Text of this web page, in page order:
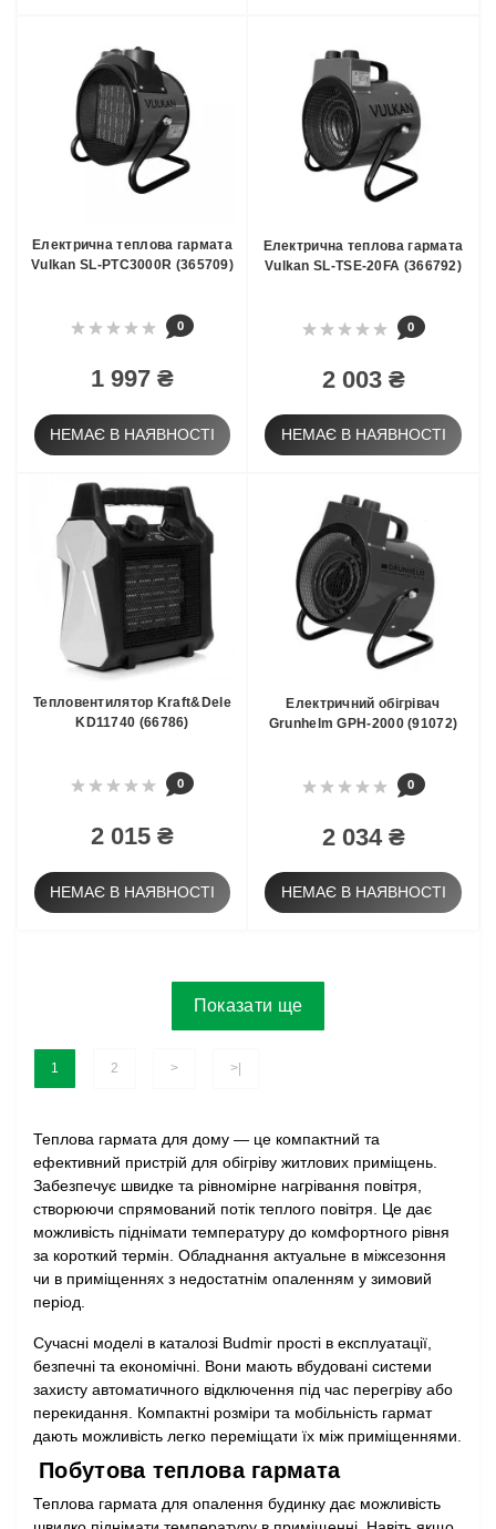
Електрична теплова гармата
Vulkan SL-PTC3000R (365709)
0
1 997 ₴
НЕМАЄ В НАЯВНОСТІ
Електрична теплова гармата
Vulkan SL-TSE-20FA (366792)
0
2 003 ₴
НЕМАЄ В НАЯВНОСТІ
Тепловентилятор Kraft&Dele
KD11740 (66786)
0
2 015 ₴
НЕМАЄ В НАЯВНОСТІ
Електричний обігрівач
Grunhelm GPH-2000 (91072)
0
2 034 ₴
НЕМАЄ В НАЯВНОСТІ
Показати ще
1 2 > >|
Теплова гармата для дому — це компактний та
ефективний пристрій для обігріву житлових приміщень.
Забезпечує швидке та рівномірне нагрівання повітря,
створюючи спрямований потік теплого повітря. Це дає
можливість піднімати температуру до комфортного рівня
за короткий термін. Обладнання актуальне в міжсезоння
чи в приміщеннях з недостатнім опаленням у зимовий
період.
Сучасні моделі в каталозі Budmir прості в експлуатації,
безпечні та економічні. Вони мають вбудовані системи
захисту автоматичного відключення під час перегріву або
перекидання. Компактні розміри та мобільність гармат
дають можливість легко переміщати їх між приміщеннями.
Побутова теплова гармата
Теплова гармата для опалення будинку дає можливість